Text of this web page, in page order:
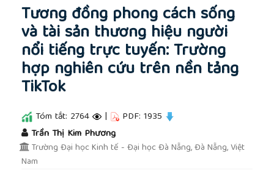
Tương đồng phong cách sống
và tài sản thương hiệu người
nổi tiếng trực tuyến: Trường
hợp nghiên cứu trên nền tảng
TikTok
Tóm tắt: 2764 | PDF: 1935
Trần Thị Kim Phương
Trường Đại học Kinh tế - Đại học Đà Nẵng, Đà Nẵng, Việt
Nam